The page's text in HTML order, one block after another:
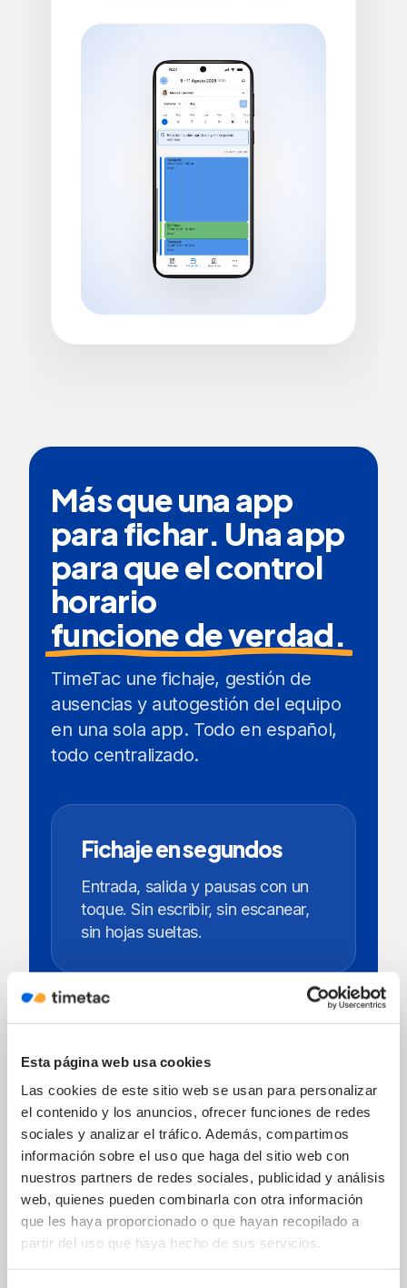
Esta página web usa cookies
Las cookies de este sitio web se usan para personalizar
el contenido y los anuncios, ofrecer funciones de redes
sociales y analizar el tráfico. Además, compartimos
información sobre el uso que haga del sitio web con
nuestros partners de redes sociales, publicidad y análisis
web, quienes pueden combinarla con otra información
que les haya proporcionado o que hayan recopilado a
partir del uso que haya hecho de sus servicios.
Más que una app
para fichar. Una app
para que el control
horario
funcione de verdad.
TimeTac une fichaje, gestión de
ausencias y autogestión del equipo
en una sola app. Todo en español,
todo centralizado.
Fichaje en segundos
Entrada, salida y pausas con un
toque. Sin escribir, sin escanear,
sin hojas sueltas.
GPS opcional
Activa la ubicación cuando la
necesites: obras, rutas, centros o
servicios en cliente.
Autogestión del equipo
Vacaciones, ausencias y cambios
de fichaje desde el móvil. RR. HH.